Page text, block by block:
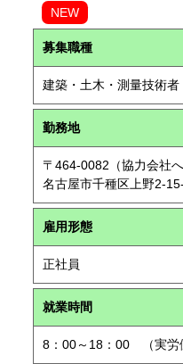
NEW
募集職種
建築・土木・測量技術者
勤務地
〒464-0082（協力会社へ
名古屋市千種区上野2-
雇用形態
正社員
就業時間
8：00～18：00 （実労